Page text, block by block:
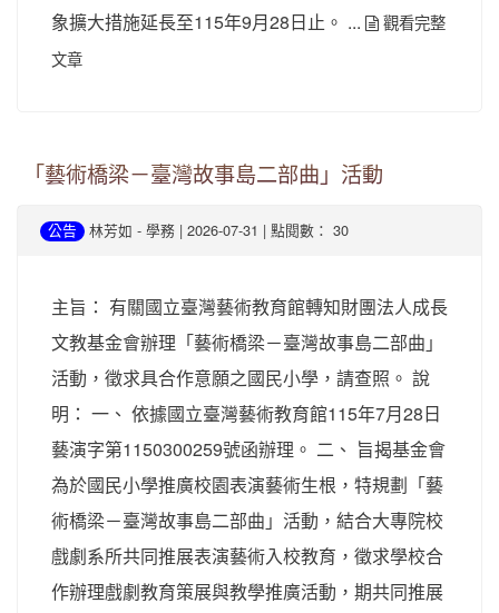
象擴大措施延長至115年9月28日止。 ...
觀看完整
文章
「藝術橋梁－臺灣故事島二部曲」活動
公告 林芳如 - 學務 | 2026-07-31 | 點閱數： 30
主旨： 有關國立臺灣藝術教育館轉知財團法人成長
文教基金會辦理「藝術橋梁－臺灣故事島二部曲」
活動，徵求具合作意願之國民小學，請查照。 說
明： 一、 依據國立臺灣藝術教育館115年7月28日
藝演字第1150300259號函辦理。 二、 旨揭基金會
為於國民小學推廣校園表演藝術生根，特規劃「藝
術橋梁－臺灣故事島二部曲」活動，結合大專院校
戲劇系所共同推展表演藝術入校教育，徵求學校合
作辦理戲劇教育策展與教學推廣活動，期共同推展